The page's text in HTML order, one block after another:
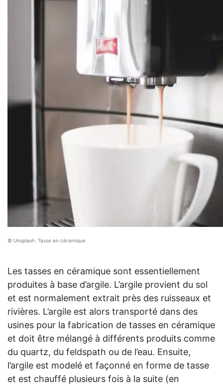
© Unsplash. Tasse en céramique
Les tasses en céramique sont essentiellement
produites à base d’argile. L’argile provient du sol
et est normalement extrait près des ruisseaux et
rivières. L’argile est alors transporté dans des
usines pour la fabrication de tasses en céramique
et doit être mélangé à différents produits comme
du quartz, du feldspath ou de l’eau. Ensuite,
l’argile est modelé et façonné en forme de tasse
et est chauffé plusieurs fois à la suite (en